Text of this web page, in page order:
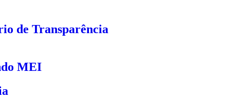
de Transparência
MEI